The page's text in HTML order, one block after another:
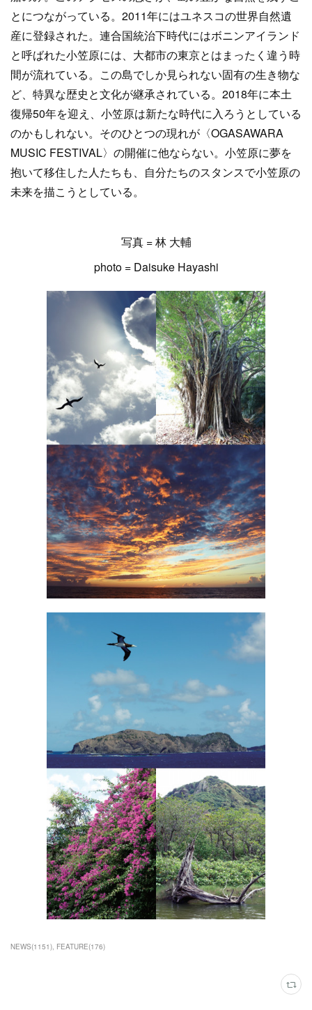
とにつながっている。2011年にはユネスコの世界自然遺
産に登録された。連合国統治下時代にはボニンアイランド
と呼ばれた小笠原には、大都市の東京とはまったく違う時
間が流れている。この島でしか見られない固有の生き物な
ど、特異な歴史と文化が継承されている。2018年に本土
復帰50年を迎え、小笠原は新たな時代に入ろうとしている
のかもしれない。そのひとつの現れが〈OGASAWARA
MUSIC FESTIVAL〉の開催に他ならない。小笠原に夢を
抱いて移住した人たちも、自分たちのスタンスで小笠原の
未来を描こうとしている。
写真 = 林 大輔
photo = Daisuke Hayashi
NEWS(1151) FEATURE(176)